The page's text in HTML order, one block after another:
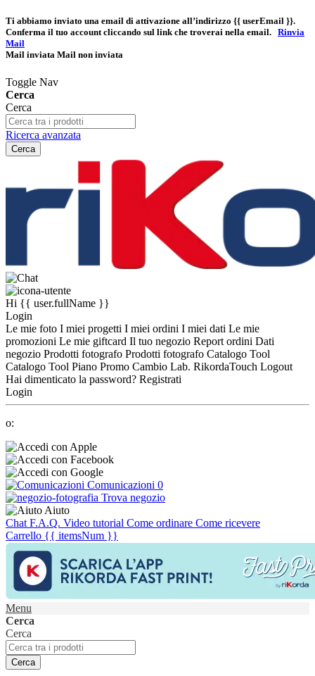
Ti abbiamo inviato una email di attivazione all’indirizzo {{ userEmail }}.
Conferma il tuo account cliccando sul link che troverai nella email. Rinvia
Mail
Mail inviata Mail non inviata
Toggle Nav
Cerca
Cerca
Ricerca avanzata
Cerca
Hi {{ user.fullName }}
Login
Le mie foto I miei progetti I miei ordini I miei dati Le mie
promozioni Le mie giftcard Il tuo negozio Report ordini Dati
negozio Prodotti fotografo Prodotti fotografo Catalogo Tool
Catalogo Tool Piano Promo Cambio Lab. RikordaTouch Logout
Hai dimenticato la password? Registrati
Login
o:
Comunicazioni 0
Trova negozio
Aiuto
Chat F.A.Q. Video tutorial Come ordinare Come ricevere
Carrello {{ itemsNum }}
Menu
Cerca
Cerca
Cerca